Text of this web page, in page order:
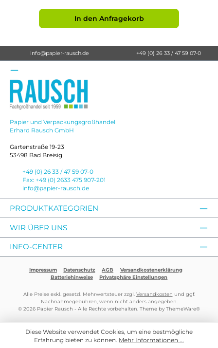
In den Anfragekorb
info@papier-rausch.de +49 (0) 26 33 / 47 59 07-0
Papier und Verpackungsgroßhandel
Erhard Rausch GmbH
Gartenstraße 19-23
53498 Bad Breisig
+49 (0) 26 33 / 47 59 07-0
Fax: +49 (0) 2633 475 907-201
info@papier-rausch.de
PRODUKTKATEGORIEN
WIR ÜBER UNS
INFO-CENTER
Impressum Datenschutz AGB
Versandkostenerklärung
Batteriehinweise
Privatsphäre Einstellungen
Alle Preise exkl. gesetzl. Mehrwertsteuer zzgl. Versandkosten und ggf.
Nachnahmegebühren, wenn nicht anders angegeben.
© 2026 Papier Rausch - Alle Rechte vorbehalten. Theme by ThemeWare®
Diese Website verwendet Cookies, um eine bestmögliche
Erfahrung bieten zu können. Mehr Informationen ...